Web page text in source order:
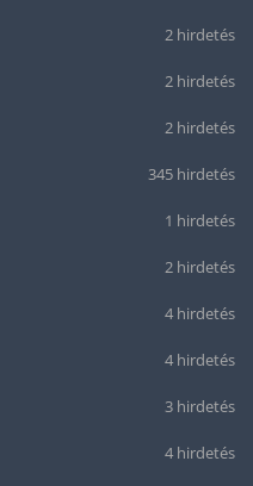
2 hirdetés
2 hirdetés
2 hirdetés
345 hirdetés
1 hirdetés
2 hirdetés
4 hirdetés
4 hirdetés
3 hirdetés
4 hirdetés